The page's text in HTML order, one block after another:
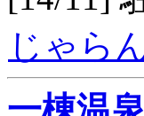
じゃら